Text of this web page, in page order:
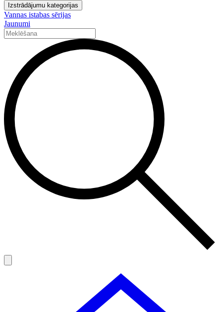
Izstrādājumu kategorijas
Vannas istabas sērijas
Jaunumi